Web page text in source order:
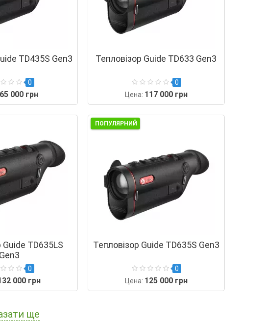
TD435S Gen3
0
65 000 грн
Тепловізор Guide TD633 Gen3
0
Цена: 117 000 грн
Guide TD635LS
Gen3
0
000 грн
ПОПУЛЯРНИЙ
Тепловізор Guide TD635S Gen3
0
Цена: 125 000 грн
ще